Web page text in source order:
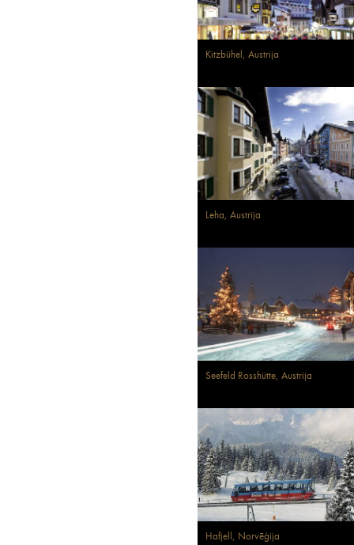
Kitzbühel, Austrija
Leha, Austrija
Seefeld Rosshütte, Austrija
Hafjell, Norvēģija